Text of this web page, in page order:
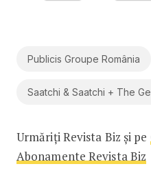
Publicis Groupe România
Saatchi & Saatchi + The
Urmăriți Revista Biz și pe
Abonamente Revista Biz